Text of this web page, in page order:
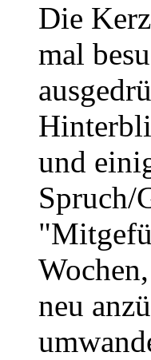
Die
mal
und
Spruch/
neu